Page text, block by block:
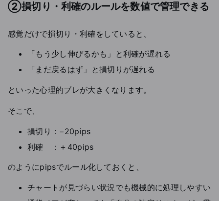
②損切り・利確のルールを数値で管理できる
感覚だけで損切り・利確をしていると、
「もう少し伸びるかも」と利確が遅れる
「まだ戻るはず」と損切りが遅れる
といった心理的ブレが大きくなります。
そこで、
損切り：−20pips
利確 ：＋40pips
のようにpipsでルール化しておくと、
チャートが見づらい状況でも機械的に処理しやすい